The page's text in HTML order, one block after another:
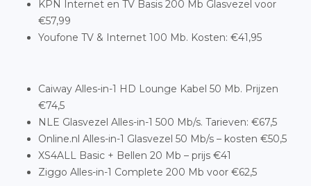
KPN Internet en TV Basis 200 Mb Glasvezel voor
€57,99
Youfone TV & Internet 100 Mb. Kosten: €41,95
Caiway Alles-in-1 HD Lounge Kabel 50 Mb. Prijzen
€74,5
NLE Glasvezel Alles-in-1 500 Mb/s. Tarieven: €67,5
Online.nl Alles-in-1 Glasvezel 50 Mb/s – kosten €50,5
XS4ALL Basic + Bellen 20 Mb – prijs €41
Ziggo Alles-in-1 Complete 200 Mb voor €62,5